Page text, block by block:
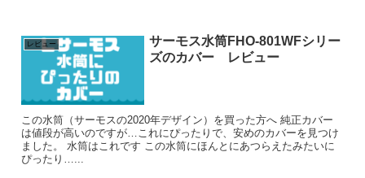
レビュー
サーモス水筒FHO-801WFシリー
ズのカバー レビュー
この水筒（サーモスの2020年デザイン）を買った方へ 純正カバー
は値段が高いのですが…これにぴったりで、安めのカバーを見つけ
ました。 水筒はこれです この水筒にほんとにあつらえたみたいに
ぴったり…...